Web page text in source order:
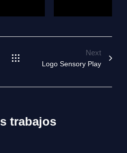
Next
Logo Sensory Play
trabajos